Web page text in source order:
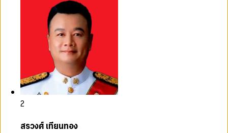
2
สรวงศ์ เทียนทอง